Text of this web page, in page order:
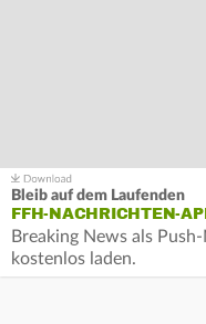
Bleib auf dem Laufenden
FFH-NACHRICHTEN-
Breaking News als
kostenlos laden.